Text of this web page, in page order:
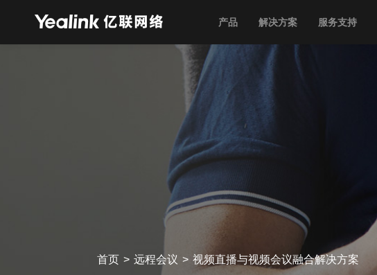
产品 解决方案 服务支持
首页 > 远程会议 > 视频直播与视频会议融合解决方案